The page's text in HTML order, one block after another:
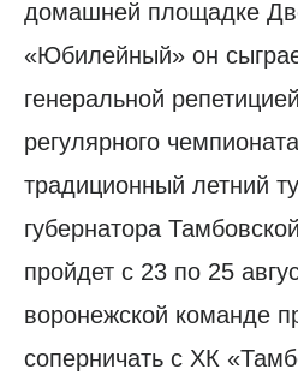
домашней площадке
«Юбилейный» он
генеральной
регулярного
традиционный летний
губернатора
пройдет с 23 по 25
воронежской команде
соперничать с ХК